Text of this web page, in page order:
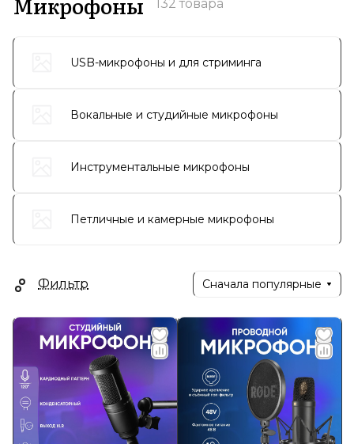
132 товара
USB-микрофоны и для стриминга
Вокальные и студийные микрофоны
Инструментальные микрофоны
Петличные и камерные микрофоны
Фильтр Сначала популярные